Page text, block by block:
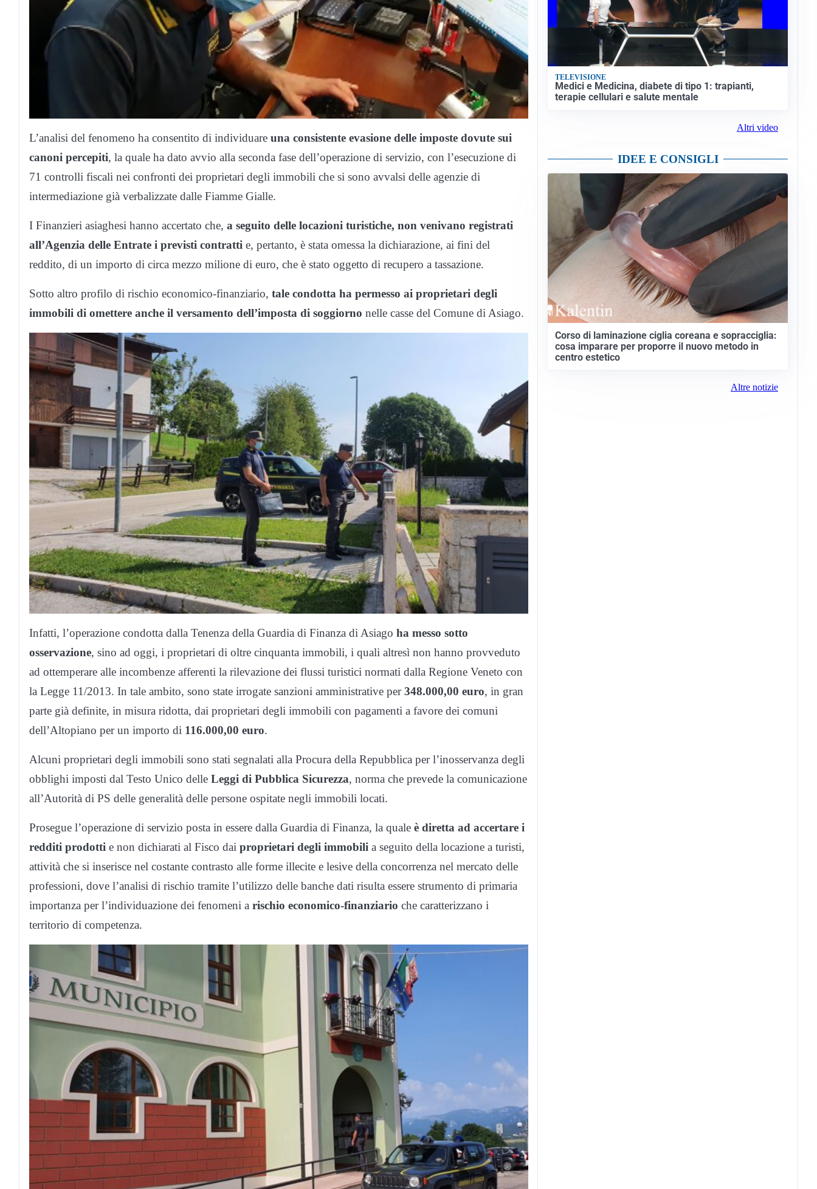
L’analisi del fenomeno ha consentito di individuare una consistente evasione delle imposte dovute sui
canoni percepiti, la quale ha dato avvio alla seconda fase dell’operazione di servizio, con l’esecuzione di
71 controlli fiscali nei confronti dei proprietari degli immobili che si sono avvalsi delle agenzie di
intermediazione già verbalizzate dalle Fiamme Gialle.
I Finanzieri asiaghesi hanno accertato che, a seguito delle locazioni turistiche, non venivano registrati
all’Agenzia delle Entrate i previsti contratti e, pertanto, è stata omessa la dichiarazione, ai fini del
reddito, di un importo di circa mezzo milione di euro, che è stato oggetto di recupero a tassazione.
Sotto altro profilo di rischio economico-finanziario, tale condotta ha permesso ai proprietari degli
immobili di omettere anche il versamento dell’imposta di soggiorno nelle casse del Comune di Asiago.
Infatti, l’operazione condotta dalla Tenenza della Guardia di Finanza di Asiago ha messo sotto
osservazione, sino ad oggi, i proprietari di oltre cinquanta immobili, i quali altresì non hanno provveduto
ad ottemperare alle incombenze afferenti la rilevazione dei flussi turistici normati dalla Regione Veneto con
la Legge 11/2013. In tale ambito, sono state irrogate sanzioni amministrative per348.000,00 euro, in gran
parte già definite, in misura ridotta, dai proprietari degli immobili con pagamenti a favore dei comuni
dell’Altopiano per un importo di 116.000,00 euro.
Alcuni proprietari degli immobili sono stati segnalati alla Procura della Repubblica per l’inosservanza degli
obblighi imposti dal Testo Unico delle Leggi di Pubblica Sicurezza, norma che prevede la comunicazione
all’Autorità di PS delle generalità delle persone ospitate negli immobili locati.
Prosegue l’operazione di servizio posta in essere dalla Guardia di Finanza, la quale è diretta ad accertare i
redditi prodotti e non dichiarati al Fisco dai proprietari degli immobili a seguito della locazione a turisti,
attività che si inserisce nel costante contrasto alle forme illecite e lesive della concorrenza nel mercato delle
professioni, dove l’analisi di rischio tramite l’utilizzo delle banche dati risulta essere strumento di primaria
importanza per l’individuazione dei fenomeni a rischio economico-finanziario che caratterizzano i
territorio di competenza.
TELEVISIONE
Medici e Medicina, diabete di tipo 1: trapianti,
terapie cellulari e salute mentale
Altri video
IDEE E CONSIGLI
Corso di laminazione ciglia coreana e sopracciglia:
cosa imparare per proporre il nuovo metodo in
centro estetico
Altre notizie